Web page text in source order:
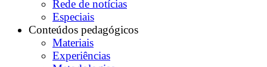
Rede de notícias
Especiais
Conteúdos pedagógicos
Materiais
Experiências